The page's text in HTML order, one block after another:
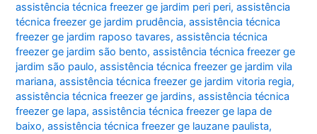
assistência técnica freezer ge jardim peri peri,assistência
técnica freezer ge jardim prudência,assistência técnica
freezer ge jardim raposo tavares,assistência técnica
freezer ge jardim são bento,assistência técnica freezer ge
jardim são paulo,assistência técnica freezer ge jardim vila
mariana,assistência técnica freezer ge jardim vitoria regia,
assistência técnica freezer ge jardins,assistência técnica
freezer ge lapa,assistência técnica freezer ge lapa de
baixo,assistência técnica freezer ge lauzane paulista,